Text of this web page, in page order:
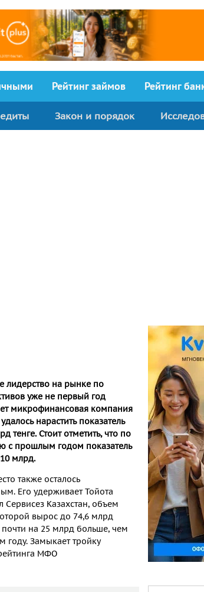
Рейтинг займов Рейтинг
Закон и порядок
лидерство на рынке по
уже не первый год
микрофинансовая компания
нарастить показатель
тенге. Стоит отметить, что по
с прошлым годом показатель
млрд.
также осталось
Его удерживает Тойота
Казахстан, объем
вырос до 74,6 млрд
почти на 25 млрд больше, чем
году. Замыкает тройку
МФО